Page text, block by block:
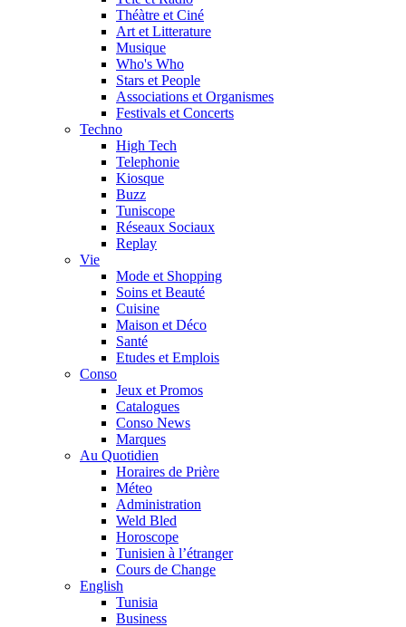
Théàtre et Ciné
Art et Litterature
Musique
Who's Who
Stars et People
Associations et Organismes
Festivals et Concerts
Techno
High Tech
Telephonie
Kiosque
Buzz
Tuniscope
Réseaux Sociaux
Replay
Vie
Mode et Shopping
Soins et Beauté
Cuisine
Maison et Déco
Santé
Etudes et Emplois
Conso
Jeux et Promos
Catalogues
Conso News
Marques
Au Quotidien
Horaires de Prière
Méteo
Administration
Weld Bled
Horoscope
Tunisien à l’étranger
Cours de Change
English
Tunisia
Business